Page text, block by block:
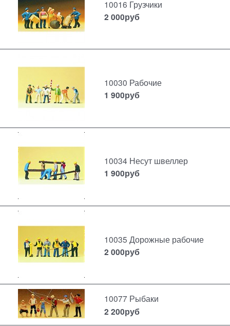
10016 Грузчики
2 000руб
10030 Рабочие
1 900руб
10034 Несут швеллер
1 900руб
10035 Дорожные рабочие
2 000руб
10077 Рыбаки
2 200руб